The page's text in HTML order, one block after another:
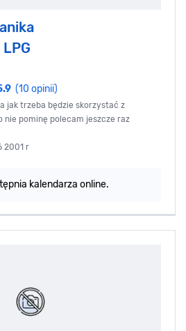
(10 opinii)
jak trzeba będzie skorzystać z
pominę polecam jeszcze raz
2001 r
kalendarza online.